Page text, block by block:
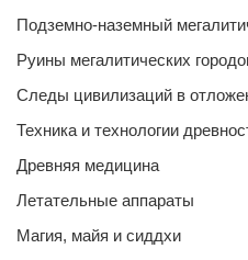
Подземно-наземный
Руины мегалитических
Следы цивилизаций в
Техника и технологии
Древняя медицина
Летательные аппараты
Магия, майя и сиддхи